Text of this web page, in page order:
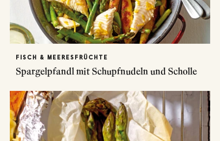
FISCH & MEERESFRÜCHTE
Spargelpfandl mit Schupfnudeln und Scholle